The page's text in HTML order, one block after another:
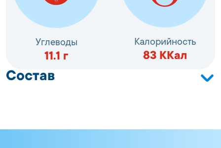
Углеводы
11.1 г
Калорийность
83ККал
Состав
пирофосфат натрия); краб скалистый (Canсer